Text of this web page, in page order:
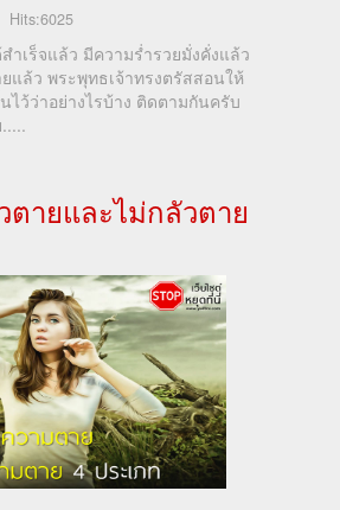
Hits:6025
ำเร็จแล้ว มีความร่ำรวยมั่งคั่งแล้ว
แล้ว พระพุทธเจ้าทรงตรัสสอนให้
ไว้ว่าอย่างไรบ้าง ติดตามกันครับ
ายและไม่กลัวตาย